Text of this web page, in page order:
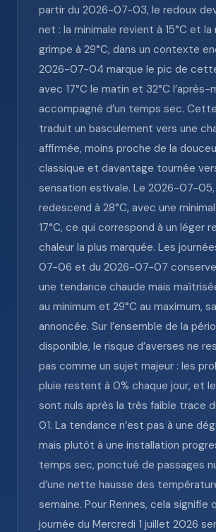
partir du 2026-07-03, le redoux
net : la minimale revient à 15°C et la
grimpe à 29°C, dans un contexte
2026-07-04 marque le pic de
avec 17°C le matin et 32°C l’après-
accompagné d’un temps sec.
traduit un basculement vers une
affirmée, moins proche de la
classique et davantage tournée
sensation estivale. Le 2026-07-05,
redescend à 28°C, avec une
17°C, ce qui correspond à un léger
chaleur la plus marquée. Les
07-06 et du 2026-07-07
une tendance chaude mais
au minimum et 29°C au maximum,
annoncée. Sur l’ensemble de la
disponible, le risque d’averses ne
pas comme un sujet majeur : les
pluie restent à 0% chaque jour, et
sont nuls après la très faible trace
01. La tendance n’est pas à une
mais plutôt à une installation
temps sec, ponctué de passages
d’une nette hausse des
semaine. Pour Rennes, cela signifie
journée du Mercredi 1 juillet 2026